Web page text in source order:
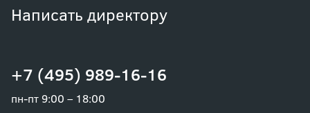
+7 (495) 989-16-16
пн-пт 9:00 – 18:00
Написать директору